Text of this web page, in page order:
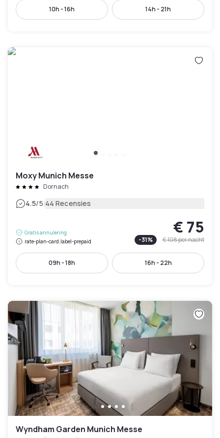
10h - 16h 14h - 21h
Moxy Munich Messe
Dornach
4.5/5|44 Recensies
Gratis annulering
rate-plan-card.label-prepaid
€ 75
-31% € 108per nacht
09h - 18h 16h - 22h
Wyndham Garden Munich Messe